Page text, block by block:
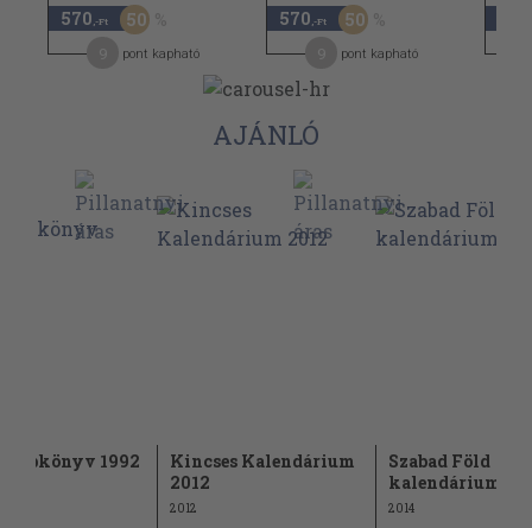
570 ,-Ft 50
pont kapható
570 ,-Ft 50
pont kapható
AJÁNLÓ
1992
Kincses Kalendárium
2012
2012
Szabad Föld
kalendárium
2014